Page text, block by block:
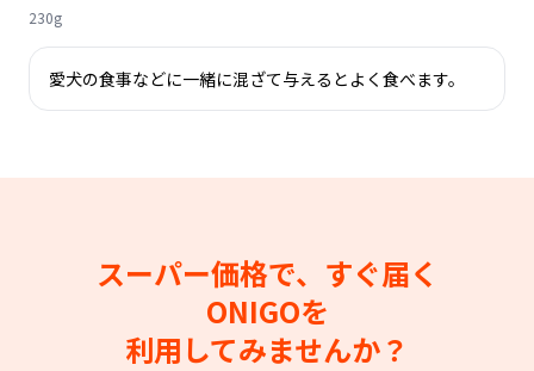
230g
愛犬の食事などに一緒に混ざて与えるとよく食べます。
スーパー価格で、すぐ届く
ONIGOを
利用してみませんか？